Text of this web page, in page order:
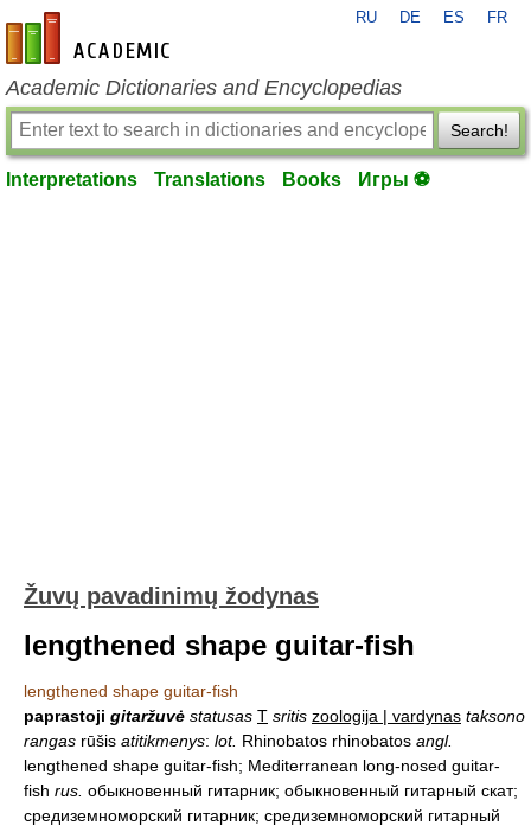
en-academic.com
RU DE ES FR
Academic Dictionaries and Encyclopedias
Search!
Interpretations Translations Books Игры ⚽
Žuvų pavadinimų žodynas
lengthened shape guitar-fish
lengthened shape guitar-fish
paprastoji gitaržuvė statusas T sritis zoologija | vardynas taksono
rangas rūšis atitikmenys: lot. Rhinobatos rhinobatos angl.
lengthened shape guitar-fish; Mediterranean long-nosed guitar-
fish rus. обыкновенный гитарник; обыкновенный гитарный скат;
средиземноморский гитарник; средиземноморский гитарный